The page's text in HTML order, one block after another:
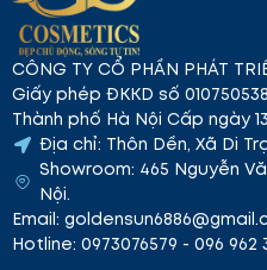
CÔNG TY CỔ PHẦN PHÁT
Giấy phép ĐKKD số
Thành phố Hà Nội Cấp ngày
Địa chỉ: Thôn Dền, Xã Di
Showroom: 465 Nguyễn
Nội.
Email:
Hotline: 0973076579 - 096 962